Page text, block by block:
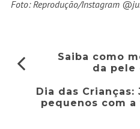
Foto: Reprodução/Instagram
Saiba como
da pele
Dia das Crianças:
pequenos com